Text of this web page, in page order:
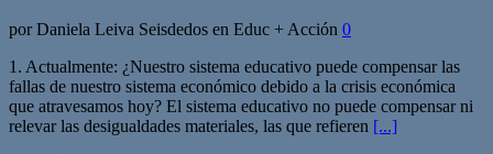
por Daniela Leiva Seisdedos en Educ + Acción 0
1. Actualmente: ¿Nuestro sistema educativo puede compensar las
fallas de nuestro sistema económico debido a la crisis económica
que atravesamos hoy? El sistema educativo no puede compensar ni
relevar las desigualdades materiales, las que refieren [...]